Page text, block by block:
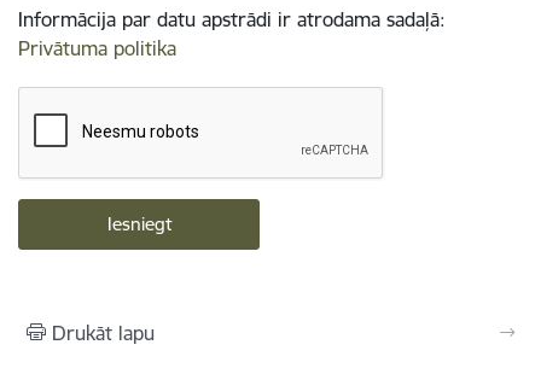
Informācija par datu apstrādi ir atrodama sadaļā:
Privātuma politika
Drukāt lapu